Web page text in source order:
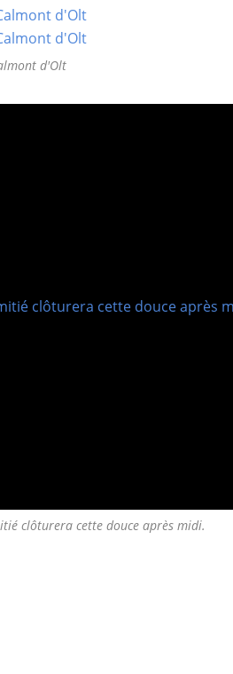
d'Olt
clôturera cette douce après midi.